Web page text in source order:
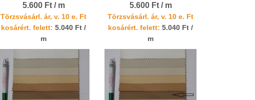
5.600 Ft / m
Törzsvásárl. ár, v. 10 e. Ft
kosárért. felett: 5.040 Ft /
m
5.600 Ft / m
Törzsvásárl. ár, v. 10 e. Ft
kosárért. felett: 5.040 Ft /
m